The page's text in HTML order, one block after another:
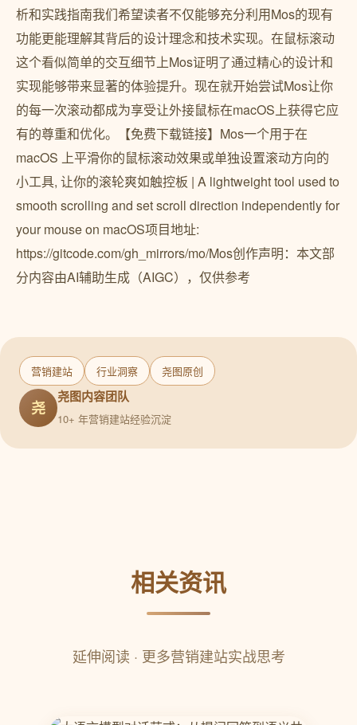
析和实践指南我们希望读者不仅能够充分利用Mos的现有
功能更能理解其背后的设计理念和技术实现。在鼠标滚动
这个看似简单的交互细节上Mos证明了通过精心的设计和
实现能够带来显著的体验提升。现在就开始尝试Mos让你
的每一次滚动都成为享受让外接鼠标在macOS上获得它应
有的尊重和优化。【免费下载链接】Mos一个用于在
macOS 上平滑你的鼠标滚动效果或单独设置滚动方向的
小工具, 让你的滚轮爽如触控板 | A lightweight tool used to
smooth scrolling and set scroll direction independently for
your mouse on macOS项目地址:
https://gitcode.com/gh_mirrors/mo/Mos创作声明：本文部
分内容由AI辅助生成（AIGC），仅供参考
营销建站 行业洞察 尧图原创
尧
尧图内容团队
10+ 年营销建站经验沉淀
相关资讯
延伸阅读 · 更多营销建站实战思考